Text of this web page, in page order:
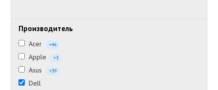
Производитель
Acer +46
Apple +3
Asus +39
Dell